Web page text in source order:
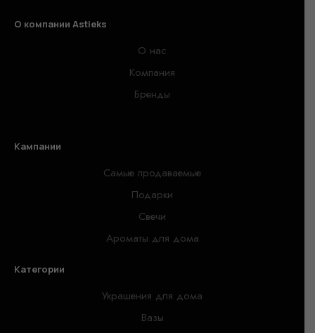
О компании Astieks
О нас
Компания
Бренды
Кампании
Самые продаваемые
Подарки
Свечи
Ароматы для дома
Категории
Украшения для дома
Вазы